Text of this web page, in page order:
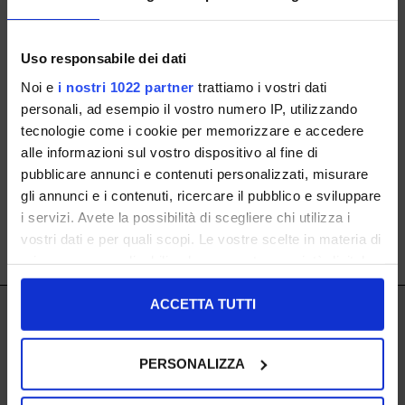
Uso responsabile dei dati
Noi e i nostri 1022 partner trattiamo i vostri dati
personali, ad esempio il vostro numero IP, utilizzando
tecnologie come i cookie per memorizzare e accedere
alle informazioni sul vostro dispositivo al fine di
pubblicare annunci e contenuti personalizzati, misurare
gli annunci e i contenuti, ricercare il pubblico e sviluppare
i servizi. Avete la possibilità di scegliere chi utilizza i
vostri dati e per quali scopi. Le vostre scelte in materia di
in cui avete effettuato le vostre scelte. È possibile
modificare o revocare il proprio consenso in qualsiasi
momento dalla Dichiarazione sui cookie o facendo clic
Con il tuo consenso, vorremmo anche:
ACCETTA TUTTI
PERSONALIZZA
caffenero
36
€ 69.00
SHOW ITEMS1to1of1 total
IL LACCIO
SHOPPING
NEWSLETTER ABONNIEREN